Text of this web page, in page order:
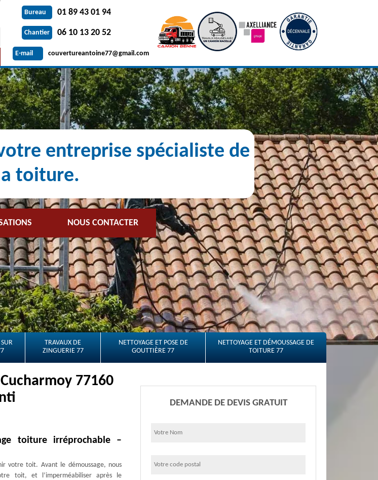
Bureau 01 89 43 01 94
Chantier 06 10 13 20 52
E-mail couvertureantoine77@gmail.com
entreprise spécialiste de
toiture.
NOUS CONTACTER
TRAVAUX DE
ZINGUERIE 77
NETTOYAGE ET POSE DE
GOUTTIÈRE 77
NETTOYAGE ET DÉMOUSSAGE DE
TOITURE 77
77160
toiture irréprochable –
votre toit. Avant le démoussage, nous
toit, et l’imperméabiliser après le
DEMANDE DE DEVIS GRATUIT